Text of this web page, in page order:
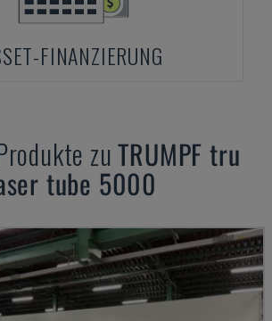
FINANZIERUNG
zuTRUMPF tru
tube 5000